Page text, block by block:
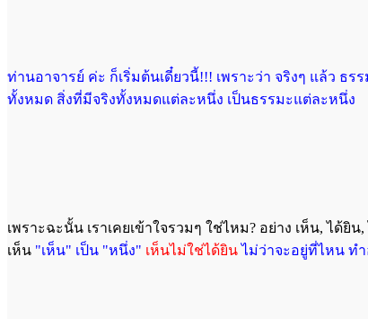
ท่านอาจารย์ ค่ะ ก็เริ่มต้นเดี๋ยวนี้!!! เพราะว่า จริงๆ แล้ว ธ
ทั้งหมด สิ่งที่มีจริงทั้งหมดแต่ละหนึ่ง เป็นธรรมะแต่ละหนึ่ง
เพราะฉะนั้น เราเคยเข้าใจรวมๆ ใช่ไหม? อย่าง เห็น, ไ
เห็น "เห็น" เป็น "หนึ่ง" เห็นไม่ใช่ได้ยิน ไม่ว่าจะอยู่ที่ไหน ทำ